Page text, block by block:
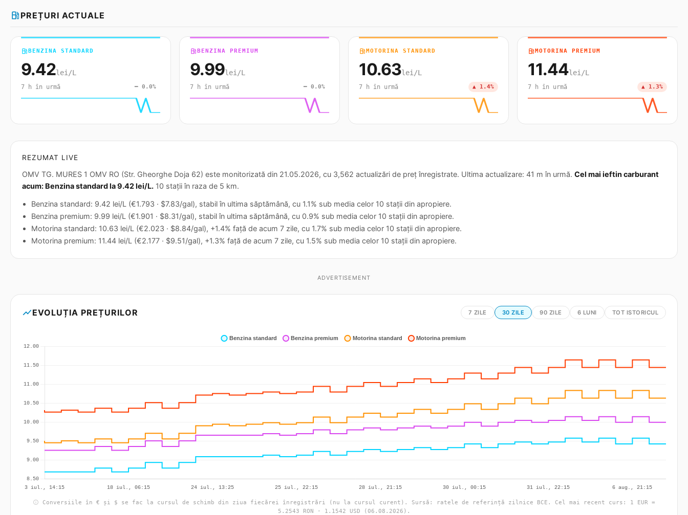
local_gas_station PREȚURI ACTUALE
local_gas_stationBENZINA STANDARD
9.42lei/L
7 h în urmă ━ 0.0%
local_gas_stationBENZINA PREMIUM
9.99lei/L
7 h în urmă ━ 0.0%
local_gas_stationMOTORINA STANDARD
10.63lei/L
7 h în urmă ▲ 1.4%
local_gas_stationMOTORINA PREMIUM
11.44lei/L
7 h în urmă ▲ 1.3%
REZUMAT LIVE
OMV TG. MURES 1 OMV RO (Str. Gheorghe Doja 62) este monitorizată din 21.05.2026, cu 3,562 actualizări de preț înregistrate. Ultima actualizare: 41 m în urmă. Cel mai ieftin carburant
acum: Benzina standard la 9.42 lei/L. 10 stații în raza de 5 km.
Benzina standard: 9.42 lei/L (€1.793 · $7.83/gal), stabil în ultima săptămână, cu 1.1% sub media celor 10 stații din apropiere.
Benzina premium: 9.99 lei/L (€1.901 · $8.31/gal), stabil în ultima săptămână, cu 0.9% sub media celor 10 stații din apropiere.
Motorina standard: 10.63 lei/L (€2.023 · $8.84/gal), +1.4% față de acum 7 zile, cu 1.7% sub media celor 10 stații din apropiere.
Motorina premium: 11.44 lei/L (€2.177 · $9.51/gal), +1.3% față de acum 7 zile, cu 1.5% sub media celor 10 stații din apropiere.
ADVERTISEMENT
show_chartEVOLUȚIA PREȚURILOR 7 ZILE 30 ZILE 90 ZILE 6 LUNI TOT ISTORICUL
info
Conversiile în € și $ se fac la cursul de schimb din ziua fiecărei înregistrări (nu la cursul curent). Sursă: ratele de referință zilnice BCE. Cel mai recent curs: 1 EUR =
5.2543 RON · 1.1542 USD (06.08.2026).